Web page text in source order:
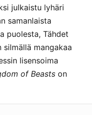
julkaistu lyhäri
samanlaista
puolesta, Tähdet
mangakaa
lisensoima
of Beasts on